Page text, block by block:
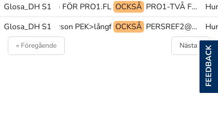
Glosa_DH S1
FÖR PRO1.FL OCKSÅ PRO1-TVÅ FOLK OMRÅDE
Glosa_DH S1
MED PEK>person PEK>långf OCKSÅ PERSREF2@pr ROLIG tp@&
« Föregående Nästa » FEEDBACK